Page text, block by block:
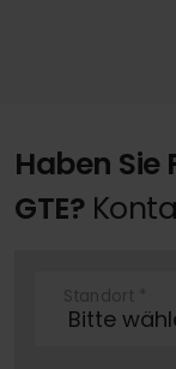
Haben Sie
GTE?
Standort *